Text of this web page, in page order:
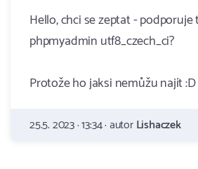
Hello, chci se zeptat - podporuje
phpmyadmin utf8_czech_ci?
Protože ho jaksi nemůžu najít :D
25.5. 2023 · 13:34 · autorLishaczek